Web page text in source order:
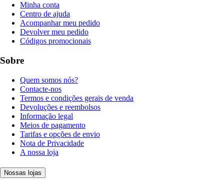
Minha conta
Centro de ajuda
Acompanhar meu pedido
Devolver meu pedido
Códigos promocionais
Sobre
Quem somos nós?
Contacte-nos
Termos e condições gerais de venda
Devoluções e reembolsos
Informação legal
Meios de pagamento
Tarifas e opções de envio
Nota de Privacidade
A nossa loja
Nossas lojas